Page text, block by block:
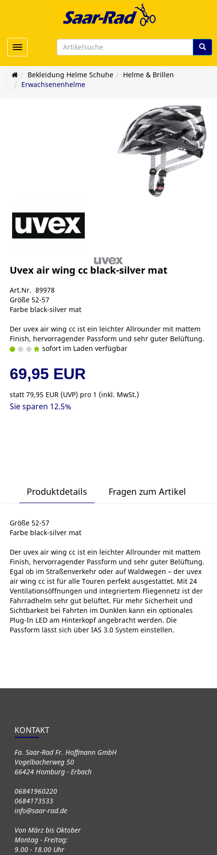
Toggle navigation
Bekleidung Helme Schuhe
Helme & Brillen
Erwachsenenhelme
Uvex air wing cc black-silver mat
Art.Nr. 89978
Größe 52-57
Farbe black-silver mat
Der uvex air wing cc ist ein leichter Allrounder mit mattem
Finish, hervorragender Passform und sehr guter Belüftung.
sofort im Laden verfügbar
69,95 EUR
statt 79,95 EUR (UVP) pro 1 (inkl. MwSt.)
Sie sparen 12.5%
Produktdetails Fragen zum Artikel
Größe 52-57
Farbe black-silver mat
Der uvex air wing cc ist ein leichter Allrounder mit mattem
Finish, hervorragender Passform und sehr guter Belüftung.
Egal ob im Straßenverkehr oder auf Waldwegen – der uvex
air wing cc ist für alle Touren perfekt ausgestattet. Mit 24
Ventilationsöffnungen und integriertem Fliegennetz ist der
Fahrradhelm sehr gut belüftet. Für mehr Sicherheit und
Sichtbarkeit bei Fahrten im Dunklen kann ein optionales
Plug-In LED am Hinterkopf angebracht werden. Die
Passform lässt sich über IAS 3.0 System einstellen.
KONTAKT
Fa. Saar-Rad Fr. Hoffmann GmbH
Vogelbacherweg 50
66424 Homburg - Erbach
06841960220
0684173533
info@saar-rad.de
Von März bis Oktober
Montag - Freitag:
9.00 - 18.00 Uhr